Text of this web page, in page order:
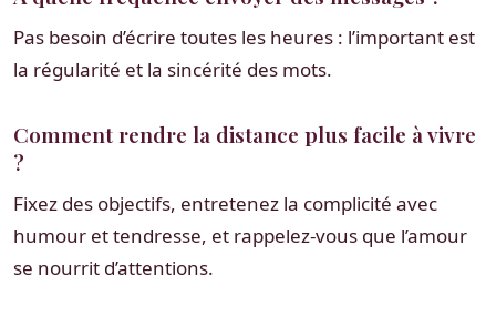
Pas besoin d’écrire toutes les heures : l’important est
la régularité et la sincérité des mots.
Comment rendre la distance plus facile à vivre
?
Fixez des objectifs, entretenez la complicité avec
humour et tendresse, et rappelez-vous que l’amour
se nourrit d’attentions.